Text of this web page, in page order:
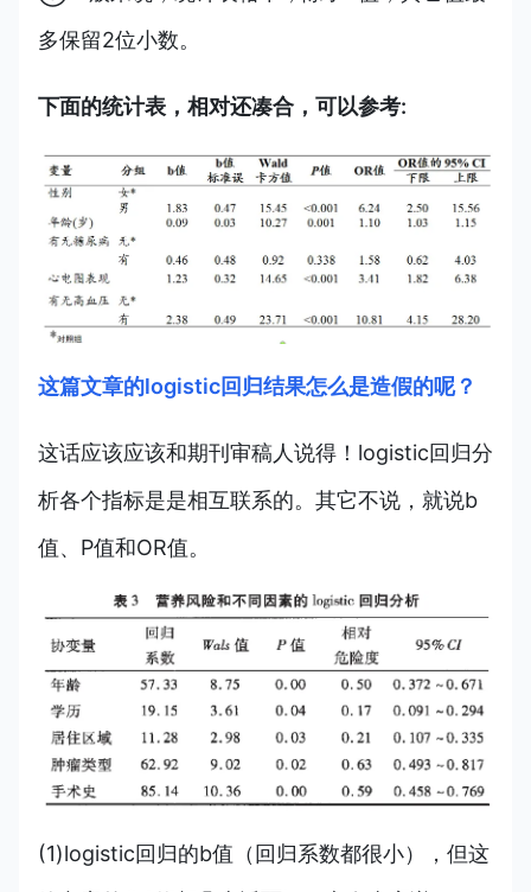
多保留2位小数。
下面的统计表，相对还凑合，可以参考:
这篇文章的logistic回归结果怎么是造假的呢？
这话应该应该和期刊审稿人说得！logistic回归分
析各个指标是是相互联系的。其它不说，就说b
值、P值和OR值。
(1)logistic回归的b值（回归系数都很小），但这